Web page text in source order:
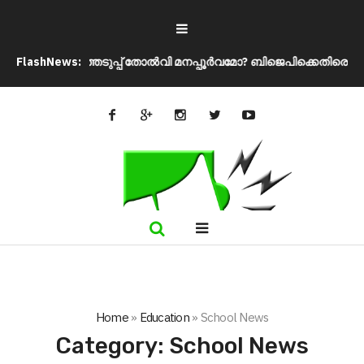
FlashNews:തോൽവി മനപ്പൂർവമോ? ബിജെപിക്കെതിരെ
Home» Education» School News
Category: School News